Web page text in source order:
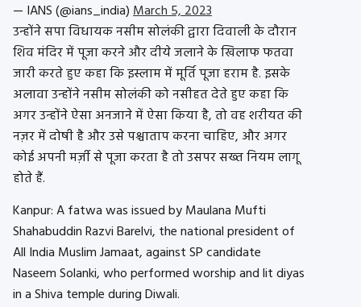
— IANS (@ians_india)March 5, 2023
उन्होंने सपा विधायक नसीम सोलंकी द्वारा दिवाली के दौरान
शिव मंदिर में पूजा करने और दीये जलाने के खिलाफ फतवा
जारी करते हुए कहा कि इस्लाम में मूर्ति पूजा हराम है. इसके
अलावा उन्होंने नसीम सोलंकी को नसीहत देते हुए कहा कि
अगर उन्होंने ऐसा अनजाने में ऐसा किया है, तो वह शरीयत की
नज़र में दोषी है और उसे पश्चाताप करना चाहिए, और अगर
कोई अपनी मर्ज़ी से पूजा करता है तो उसपर सख्त नियम लागू
होते हैं.
Kanpur: A fatwa was issued by Maulana Mufti
Shahabuddin Razvi Barelvi, the national president of
All India Muslim Jamaat, against SP candidate
Naseem Solanki, who performed worship and lit diyas
in a Shiva temple during Diwali.